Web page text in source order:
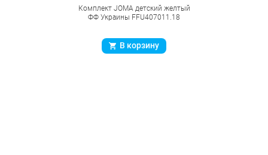
Комплект JOMA детский желтый
ФФ Украины FFU407011.18
В корзину